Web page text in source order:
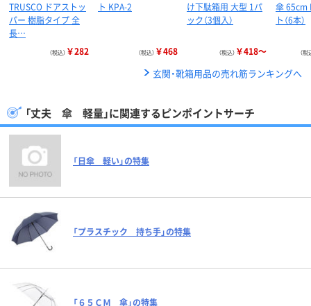
TRUSCO ドアストッ
パー 樹脂タイプ 全
長…
（税込） ￥282
ト KPA-2
（税込） ￥468
け下駄箱用 大型 1パ
ック（3個入）
（税込） ￥418～
傘 65cm
ト（6本）
（税
玄関・靴箱用品の売れ筋ランキングへ
「丈夫 傘 軽量」に関連するピンポイントサーチ
「日傘 軽い」の特集
「プラスチック 持ち手」の特集
「６５ＣＭ 傘」の特集